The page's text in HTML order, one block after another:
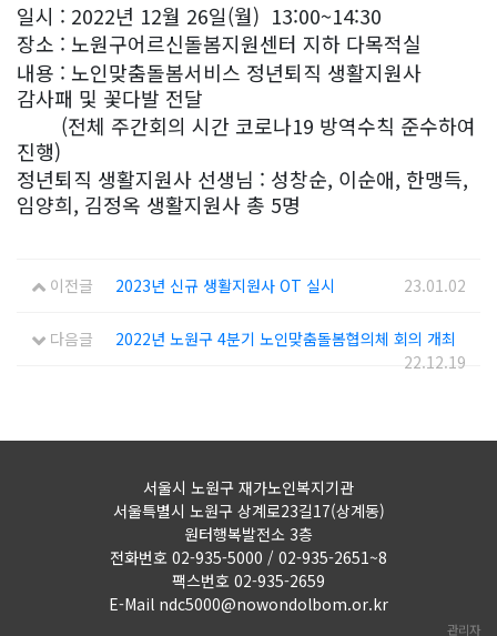
일시 : 2022년 12월 26일(월) 13:00~14:30
장소 : 노원구어르신돌봄지원센터 지하 다목적실
내용 : 노인맞춤돌봄서비스 정년퇴직 생활지원사
감사패 및 꽃다발 전달
(전체 주간회의 시간 코로나19 방역수칙 준수하여
진행)
정년퇴직 생활지원사 선생님 : 성창순, 이순애, 한맹득,
임양희, 김정옥 생활지원사 총 5명
이전글 2023년 신규 생활지원사 OT 실시 23.01.02
다음글
2022년 노원구 4분기 노인맞춤돌봄협의체 회의 개최
22.12.19
서울시 노원구 재가노인복지기관
서울특별시 노원구 상계로23길17(상계동)
원터행복발전소 3층
전화번호 02-935-5000 / 02-935-2651~8
팩스번호 02-935-2659
E-Mail ndc5000@nowondolbom.or.kr
관리자